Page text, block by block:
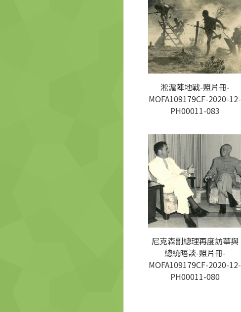
淞滬陣地戰-照片冊-
MOFA109179CF-2020-12-
PH00011-083
尼克森副總理再度訪華與
總統晤談-照片冊-
MOFA109179CF-2020-12-
PH00011-080